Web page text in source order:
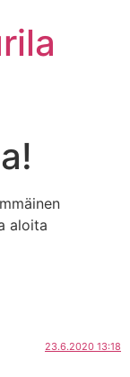
aloita
23.6.2020 13:18